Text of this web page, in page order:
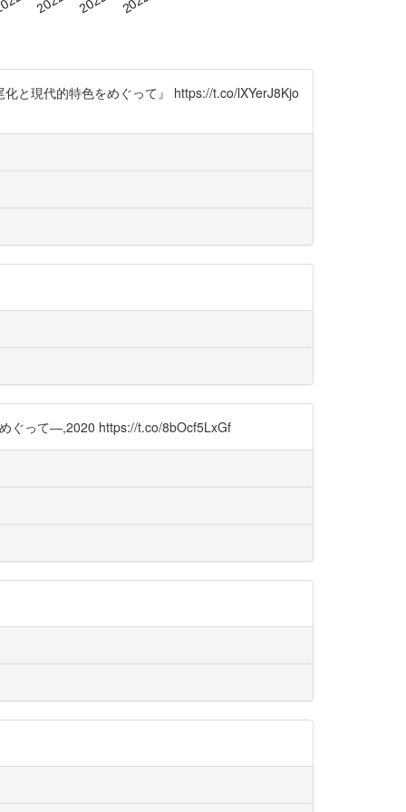
と現代的特色をめぐって』 https://t.co/lXYerJ8Kjo
ぐって―,2020 https://t.co/8bOcf5LxGf